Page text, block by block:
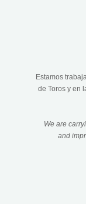
Estamos
de Toros y en
We are
and